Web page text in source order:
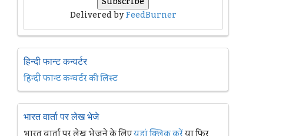
Delivered byFeedBurner
हिन्दी फान्ट कन्वर्टर
हिन्दी फान्ट कन्वर्टर की लिस्ट
भारत वार्ता पर लेख भेजे